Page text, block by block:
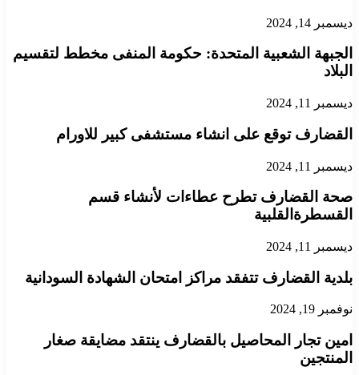
ديسمبر 14, 2024
الجبهة الشعبية المتحدة: حكومة المنفى مخطط لتقسيم
البلاد
ديسمبر 11, 2024
القضارف توقع على انشاء مستشفى كبير للاورام
ديسمبر 11, 2024
صحة القضارف تطرح عطاءات لأنشاء قسم
القسطرةالقلبية
ديسمبر 11, 2024
بلدية القضارف تتفقد مراكز امتحان الشهادة السودانية
نوفمبر 19, 2024
امين تجار المحاصيل بالقضارف ينتقد مضايقة صغار
المنتجين